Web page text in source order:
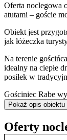
Oferta noclegowa
atutami – goście
Obiekt jest
jak łóżeczka
Na terenie
idealny na ciepłe
posiłek w
Gościniec Rabe
wycieczki do
prelekcje na temat
Dla
Pokaż opis obiektu
Oferty